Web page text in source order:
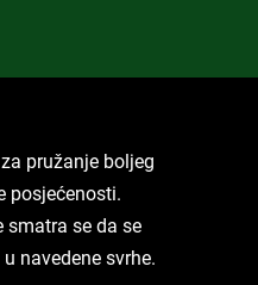
pružanje boljeg
posjećenosti.
smatra se da se
navedene svrhe.